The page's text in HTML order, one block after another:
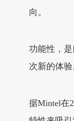
向。
功能性，
次新的体验
据Mintel在